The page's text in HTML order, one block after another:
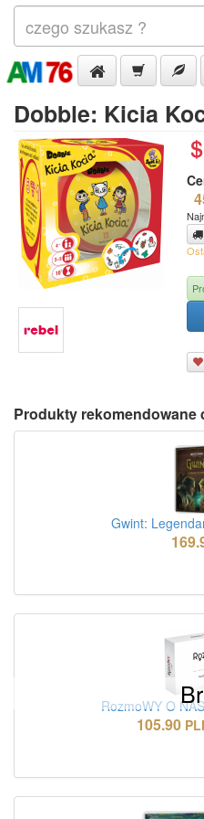
Dobble: Kicia
Produkty rekomendowane
Gwint:
RozmoWY O
105.90